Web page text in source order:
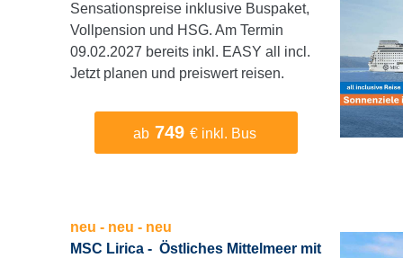
Sensationspreise inklusive Buspaket,
Vollpension und HSG. Am Termin
09.02.2027 bereits inkl. EASY all incl.
Jetzt planen und preiswert reisen.
ab749 € inkl. Bus
neu - neu - neu
MSC Lirica - Östliches Mittelmeer mit